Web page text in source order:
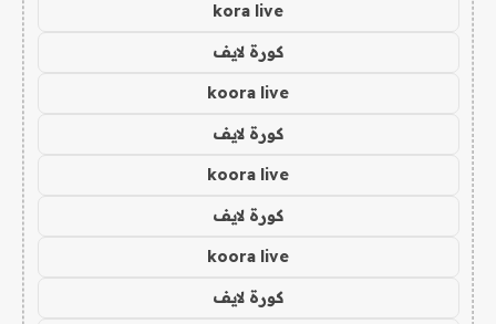
kora live
كورة لايف
koora live
كورة لايف
koora live
كورة لايف
koora live
كورة لايف